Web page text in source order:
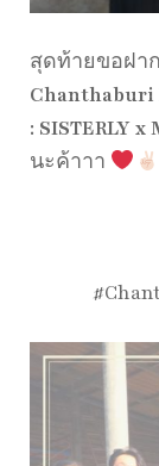
สุดท้ายขอฝา
Chanthaburi
: SISTERLY x
นะค้าาา